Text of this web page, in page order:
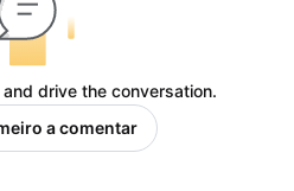
drive the conversation.
a comentar